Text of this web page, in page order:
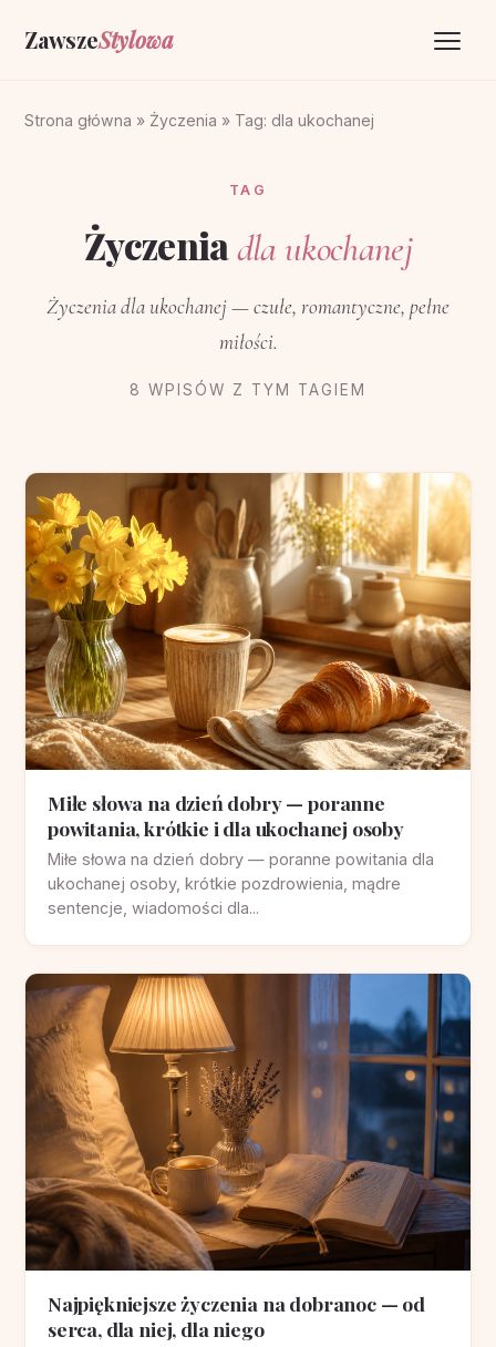
ZawszeStylowa
Kontakt
Strona główna » Życzenia » Tag: dla ukochanej
TAG
Życzeniadla ukochanej
Życzenia dla ukochanej — czułe, romantyczne, pełne
miłości.
8 WPISÓW Z TYM TAGIEM
Miłe słowa na dzień dobry — poranne
powitania, krótkie i dla ukochanej osoby
Miłe słowa na dzień dobry — poranne powitania dla
ukochanej osoby, krótkie pozdrowienia, mądre
sentencje, wiadomości dla...
Najpiękniejsze życzenia na dobranoc — od
serca, dla niej, dla niego